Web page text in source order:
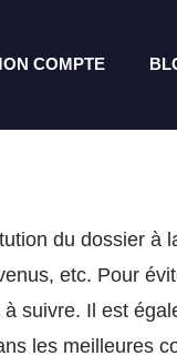
COMPTE
du dossier
etc. Pour
suivre. Il est
les meilleures